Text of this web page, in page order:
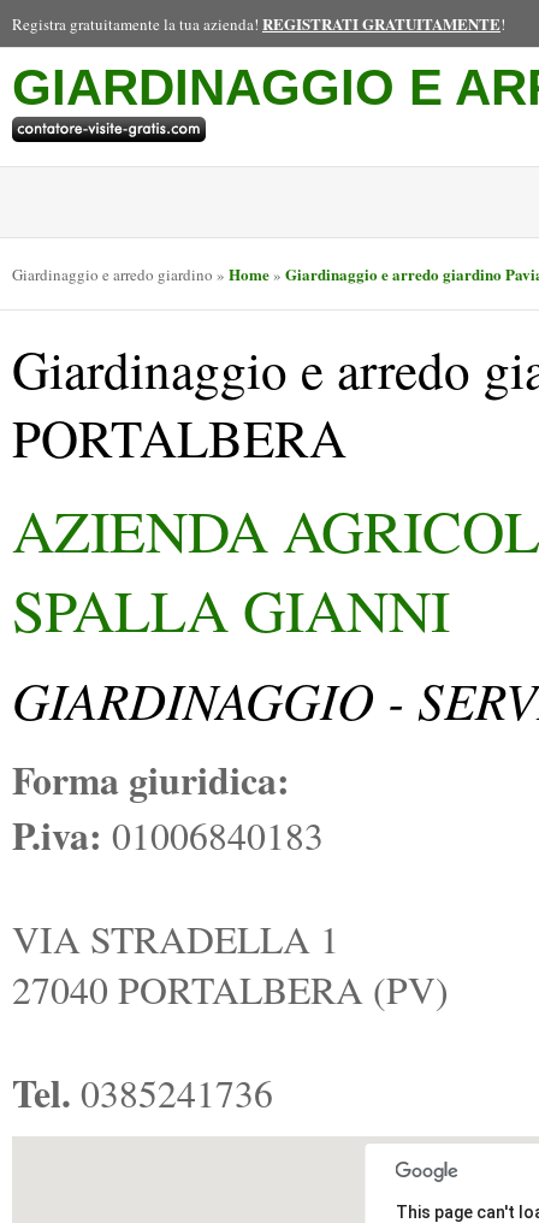
Registra gratuitamente la tua azienda! REGISTRATI GRATUITAMENTE!
GIARDINAGGIO E
Giardinaggio e arredo giardino » Home» Giardinaggio e arredo giardino
Giardinaggio e arredo
PORTALBERA
AZIENDA
SPALLA GIANNI
GIARDINAGGIO -
Forma giuridica:
P.iva: 01006840183
VIA STRADELLA 1
27040 PORTALBERA (PV)
Tel. 0385241736
This page can't